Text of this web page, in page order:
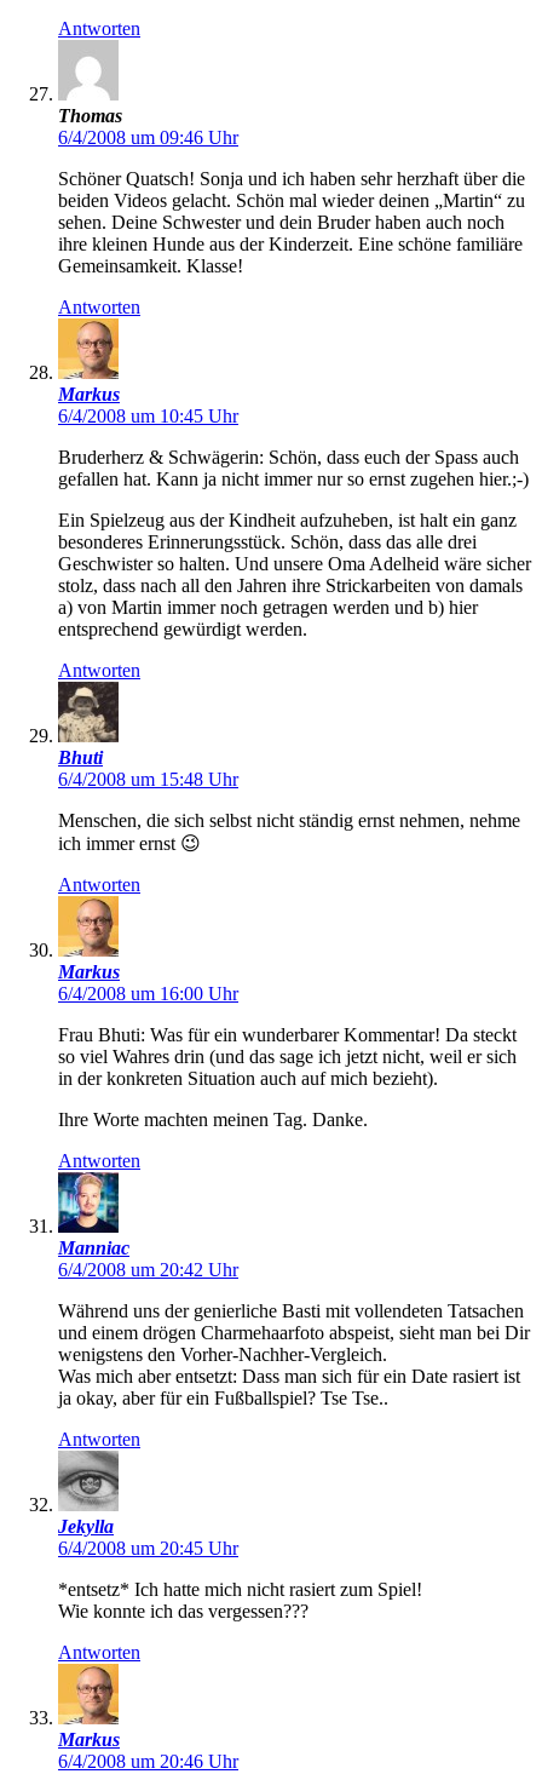
Antworten
Thomas
6/4/2008 um 09:46 Uhr
Schöner Quatsch! Sonja und ich haben sehr herzhaft über die
beiden Videos gelacht. Schön mal wieder deinen „Martin“ zu
sehen. Deine Schwester und dein Bruder haben auch noch
ihre kleinen Hunde aus der Kinderzeit. Eine schöne familiäre
Gemeinsamkeit. Klasse!
Antworten
Markus
6/4/2008 um 10:45 Uhr
Bruderherz & Schwägerin: Schön, dass euch der Spass auch
gefallen hat. Kann ja nicht immer nur so ernst zugehen hier.;-)
Ein Spielzeug aus der Kindheit aufzuheben, ist halt ein ganz
besonderes Erinnerungsstück. Schön, dass das alle drei
Geschwister so halten. Und unsere Oma Adelheid wäre sicher
stolz, dass nach all den Jahren ihre Strickarbeiten von damals
a) von Martin immer noch getragen werden und b) hier
entsprechend gewürdigt werden.
Antworten
Bhuti
6/4/2008 um 15:48 Uhr
Menschen, die sich selbst nicht ständig ernst nehmen, nehme
ich immer ernst 😉
Antworten
Markus
6/4/2008 um 16:00 Uhr
Frau Bhuti: Was für ein wunderbarer Kommentar! Da steckt
so viel Wahres drin (und das sage ich jetzt nicht, weil er sich
in der konkreten Situation auch auf mich bezieht).
Ihre Worte machten meinen Tag. Danke.
Antworten
Manniac
6/4/2008 um 20:42 Uhr
Während uns der genierliche Basti mit vollendeten Tatsachen
und einem drögen Charmehaarfoto abspeist, sieht man bei Dir
wenigstens den Vorher-Nachher-Vergleich.
Was mich aber entsetzt: Dass man sich für ein Date rasiert ist
ja okay, aber für ein Fußballspiel? Tse Tse..
Antworten
Jekylla
6/4/2008 um 20:45 Uhr
*entsetz* Ich hatte mich nicht rasiert zum Spiel!
Wie konnte ich das vergessen???
Antworten
Markus
6/4/2008 um 20:46 Uhr